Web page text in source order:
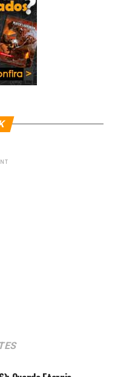
personalidade.
Patrick
que receberão
Nicole Brown e